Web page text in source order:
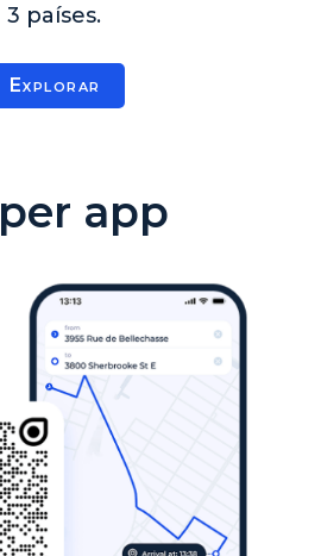
países.
Explorar
app